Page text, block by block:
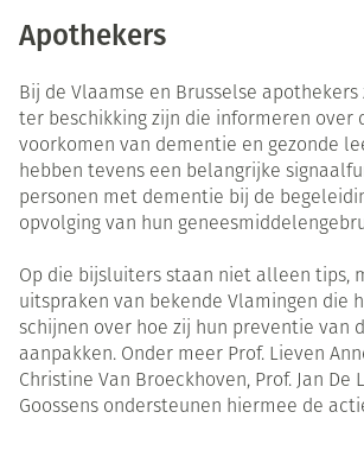
Apothekers
Bij de Vlaamse en Brusselse
ter beschikking zijn die informeren over
voorkomen van dementie en gezonde
hebben tevens een belangrijke
personen met dementie bij de
opvolging van hun
Op die bijsluiters staan niet alleen tips,
uitspraken van bekende Vlamingen die
schijnen over hoe zij hun preventie van
aanpakken. Onder meer Prof. Lieven
Christine Van Broeckhoven, Prof. Jan De
Goossens ondersteunen hiermee de